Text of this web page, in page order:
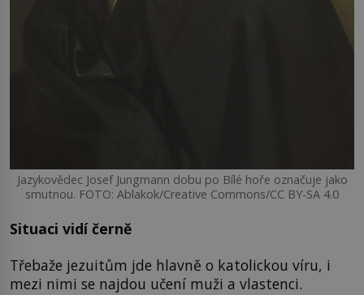
Jazykovědec Josef Jungmann dobu po Bílé hoře označuje jako
smutnou. FOTO: Ablakok/Creative Commons/CC BY-SA 4.0
Situaci vidí černě
Třebaže jezuitům jde hlavně o katolickou víru, i
mezi nimi se najdou učení muži a vlastenci.